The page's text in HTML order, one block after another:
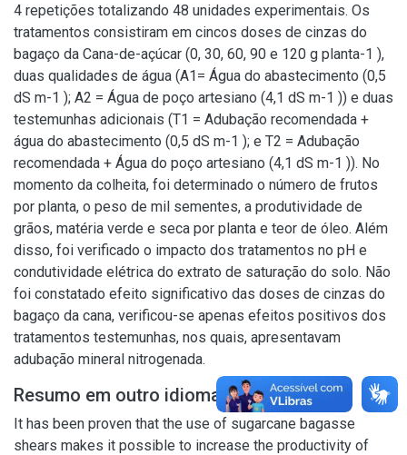
4 repetições totalizando 48 unidades experimentais. Os
tratamentos consistiram em cincos doses de cinzas do
bagaço da Cana-de-açúcar (0, 30, 60, 90 e 120 g planta-1 ),
duas qualidades de água (A1= Água do abastecimento (0,5
dS m-1 ); A2 = Água de poço artesiano (4,1 dS m-1 )) e duas
testemunhas adicionais (T1 = Adubação recomendada +
água do abastecimento (0,5 dS m-1 ); e T2 = Adubação
recomendada + Água do poço artesiano (4,1 dS m-1 )). No
momento da colheita, foi determinado o número de frutos
por planta, o peso de mil sementes, a produtividade de
grãos, matéria verde e seca por planta e teor de óleo. Além
disso, foi verificado o impacto dos tratamentos no pH e
condutividade elétrica do extrato de saturação do solo. Não
foi constatado efeito significativo das doses de cinzas do
bagaço da cana, verificou-se apenas efeitos positivos dos
tratamentos testemunhas, nos quais, apresentavam
adubação mineral nitrogenada.
Resumo em outro idioma
It has been proven that the use of sugarcane bagasse
shears makes it possible to increase the productivity of